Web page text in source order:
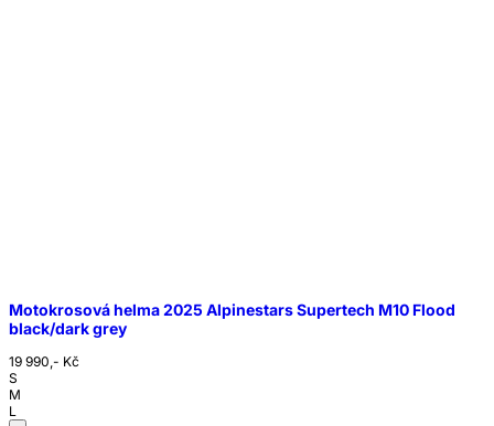
Motokrosová helma 2025 Alpinestars Supertech M10 Flood
black/dark grey
19 990,- Kč
S
M
L